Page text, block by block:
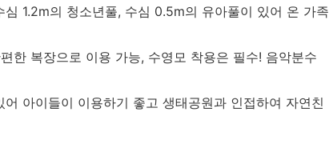
1.2m의 청소년풀, 수심 0.5m의 유아풀이 있어 온 가족
한 복장으로 이용 가능, 수영모 착용은 필수! 음악분수
아이들이 이용하기 좋고 생태공원과 인접하여 자연친